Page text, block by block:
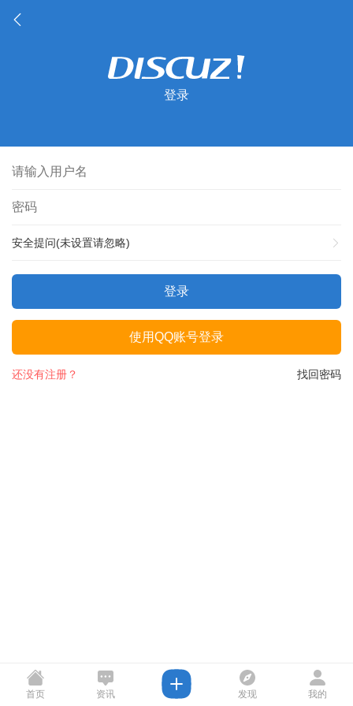
登录
安全提问(未设置请忽略)
登录
使用QQ账号登录
找回密码
还没有注册？
首页 资讯 发现 我的